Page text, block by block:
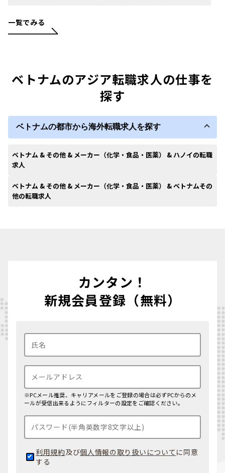
一覧でみる
ベトナムのアジア転職求人の仕事を
探す
ベトナムの都市から海外転職求人を探す
ベトナム & その他 & メーカー（化学・食品・医薬） & ハノイの転職
求人
ベトナム & その他 & メーカー（化学・食品・医薬） & ベトナムその
他の転職求人
カンタン！
新規会員登録（無料）
※PCメール推奨、キャリアメールをご登録の場合は必ずPCからのメ
ールが受信出来るようにフィルターの設定をご確認ください。
利用規約及び個人情報の取り扱いについて に同意
する